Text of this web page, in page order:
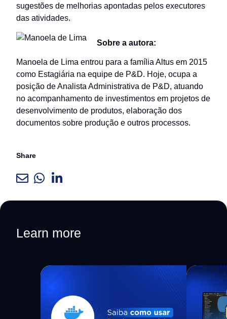
sugestões de melhorias apontadas pelos executores
das atividades.
Sobre a autora:
Manoela de Lima entrou para a família Altus em 2015
como Estagiária na equipe de P&D. Hoje, ocupa a
posição de Analista Administrativa de P&D, atuando
no acompanhamento de investimentos em projetos de
desenvolvimento de produtos, elaboração dos
documentos sobre produção e outros processos.
Share
Learn more